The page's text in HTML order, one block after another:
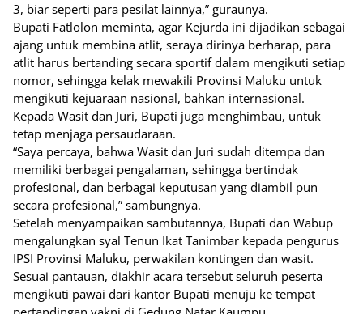
3, biar seperti para pesilat lainnya,” guraunya.
Bupati Fatlolon meminta, agar Kejurda ini dijadikan sebagai
ajang untuk membina atlit, seraya dirinya berharap, para
atlit harus bertanding secara sportif dalam mengikuti setiap
nomor, sehingga kelak mewakili Provinsi Maluku untuk
mengikuti kejuaraan nasional, bahkan internasional.
Kepada Wasit dan Juri, Bupati juga menghimbau, untuk
tetap menjaga persaudaraan.
“Saya percaya, bahwa Wasit dan Juri sudah ditempa dan
memiliki berbagai pengalaman, sehingga bertindak
profesional, dan berbagai keputusan yang diambil pun
secara profesional,” sambungnya.
Setelah menyampaikan sambutannya, Bupati dan Wabup
mengalungkan syal Tenun Ikat Tanimbar kepada pengurus
IPSI Provinsi Maluku, perwakilan kontingen dan wasit.
Sesuai pantauan, diakhir acara tersebut seluruh peserta
mengikuti pawai dari kantor Bupati menuju ke tempat